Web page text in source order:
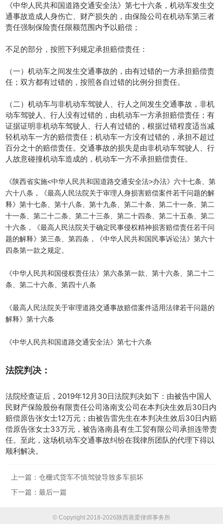
《中华人民共和国道路交通安全法》第七十六条，机动车发生交
通事故造成人身伤亡、财产损失的，由保险公司在机动车第三者
责任强制保险责任限额范围内予以赔偿；
不足的部分，按照下列规定承担赔偿责任：
（一）机动车之间发生交通事故的，由有过错的一方承担赔偿责
任；双方都有过错的，按照各自过错的比例分担责任。
（二）机动车与非机动车驾驶人、行人之间发生交通事故，非机
动车驾驶人、行人没有过错的，由机动车一方承担赔偿责任；有
证据证明非机动车驾驶人、行人有过错的，根据过错程度适当减
轻机动车一方的赔偿责任；机动车一方没有过错的，承担不超过
百分之十的赔偿责任。交通事故的损失是由非机动车驾驶人、行
人故意碰撞机动车造成的，机动车一方不承担赔偿责任。
《陕西省实施<中华人民共和国道路交通安全法>办法》六十七条、第
六十八条，《最高人民法院关于审理人身损害赔偿案件若干问题的解
释》第十七条、第十八条、第十九条、第二十条、第二十一条、第二
十一条、第二十二条、第二十三条、第二十四条、第二十五条、第二
十六条，《最高人民法院关于确定民事侵权精神损害赔偿责任若干问
题的解释》第三条、第四条，《中华人民共和国民事诉讼法》第六十
四条第一款之规定。
《中华人民共和国侵权责任法》第六条第一款、第十六条、第二十二
条、第二十六条、第四十八条
《最高人民法院关于审理道路交通事故赔偿案件适用法律若干问题的
解释》第十六条
《中华人民共和国道路交通安全法》第七十六条
法院判决：
法院经查证后，2019年12月30日法院判决如下：由被告中国人
民财产保险股份有限责任公司洛南支公司在本判决生效后30日内
赔偿原告张女士12万元；由被告雷先生在本判决生效后30日内赔
偿原告张女士33万元，被告洛南县有生工贸有限公司承担连带责
任。至此，这场机动车交通事故纠纷在我律所团队的代理下得以
顺利解决。
上一篇：仓栅式货车不慎驾驶导致多车损坏
下一篇：最后一篇
© Copyright 2018-2026陕西善爱律师事务所